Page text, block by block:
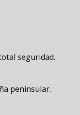
seguridad.
peninsular.